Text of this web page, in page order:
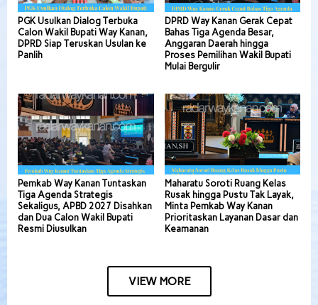
PGK Usulkan Dialog Terbuka
Calon Wakil Bupati Way Kanan,
DPRD Siap Teruskan Usulan ke
Panlih
DPRD Way Kanan Gerak Cepat
Bahas Tiga Agenda Besar,
Anggaran Daerah hingga
Proses Pemilihan Wakil Bupati
Mulai Bergulir
Pemkab Way Kanan Tuntaskan
Tiga Agenda Strategis
Sekaligus, APBD 2027 Disahkan
dan Dua Calon Wakil Bupati
Resmi Diusulkan
Maharatu Soroti Ruang Kelas
Rusak hingga Pustu Tak Layak,
Minta Pemkab Way Kanan
Prioritaskan Layanan Dasar dan
Keamanan
VIEW MORE